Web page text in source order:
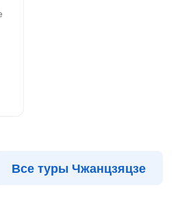
Все туры Чжанцзяцзе